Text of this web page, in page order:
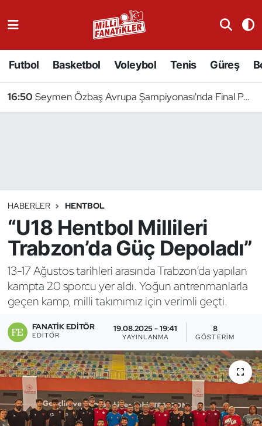
Futbol Basketbol Voleybol Tenis Güreş
16:50 Seymen Özbaş Avrupa Şampiyonası'nda Final Peşinde
HABERLER HENTBOL
“U18 Hentbol Millileri
Trabzon’da Güç Depoladı”
13-17 Ağustos tarihleri arasında Trabzon’da yapılan
kampta 20 sporcu yer aldı. Yoğun antrenmanlarla
geçen kamp, milli takımımız için verimli geçti.
FANATIK EDITÖR
EDITÖR
19.08.2025 - 19:41
YAYINLANMA
8
GÖSTERIM
Badminton
Binicilik
Bisiklet
Bocce Bowling Dart
Buz Hokeyi
Buz Pateni